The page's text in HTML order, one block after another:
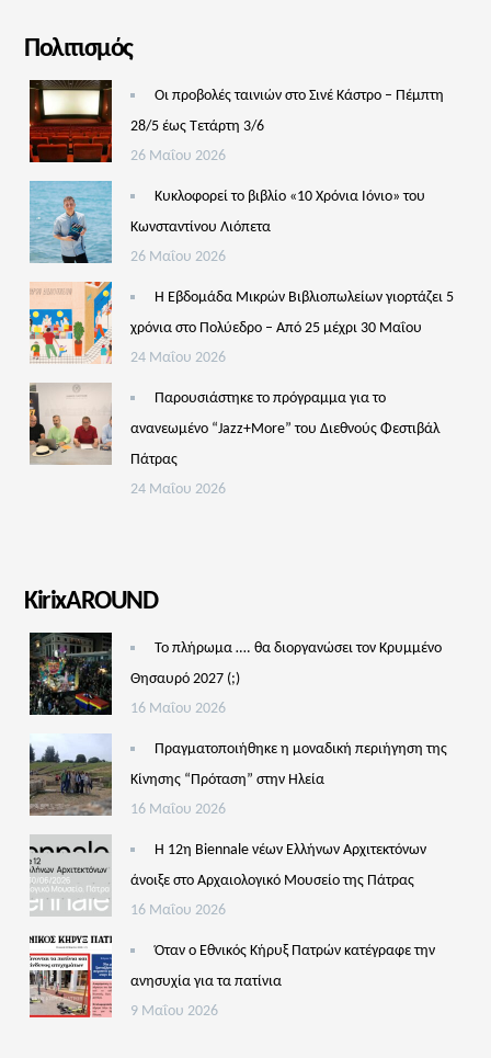
Πολιτισμός
Οι προβολές ταινιών στο Σινέ Κάστρο – Πέμπτη
28/5 έως Τετάρτη 3/6
26 Μαΐου 2026
Κυκλοφορεί το βιβλίο «10 Χρόνια Ιόνιο» του
Κωνσταντίνου Λιόπετα
26 Μαΐου 2026
Η Εβδομάδα Μικρών Βιβλιοπωλείων γιορτάζει 5
χρόνια στο Πολύεδρο – Από 25 μέχρι 30 Μαΐου
24 Μαΐου 2026
Παρουσιάστηκε το πρόγραμμα για το
ανανεωμένο “Jazz+More” του Διεθνούς Φεστιβάλ
Πάτρας
24 Μαΐου 2026
KirixAROUND
Το πλήρωμα …. θα διοργανώσει τον Κρυμμένο
Θησαυρό 2027 (;)
16 Μαΐου 2026
Πραγματοποιήθηκε η μοναδική περιήγηση της
Κίνησης “Πρόταση” στην Ηλεία
16 Μαΐου 2026
Η 12η Biennale νέων Ελλήνων Αρχιτεκτόνων
άνοιξε στο Αρχαιολογικό Μουσείο της Πάτρας
16 Μαΐου 2026
Όταν ο Εθνικός Κήρυξ Πατρών κατέγραφε την
ανησυχία για τα πατίνια
9 Μαΐου 2026